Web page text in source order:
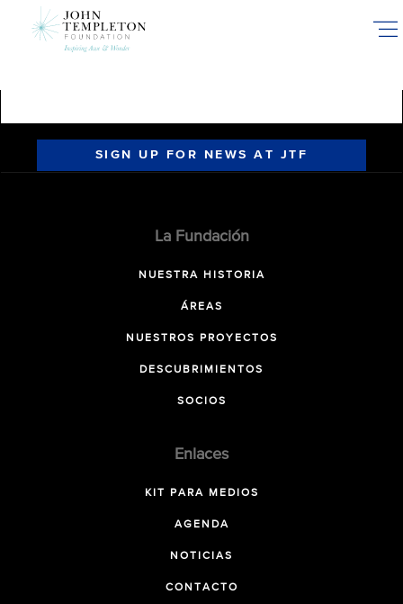
SIGN UP FOR NEWS AT JTF
La Fundación
NUESTRA HISTORIA
ÁREAS
NUESTROS PROYECTOS
DESCUBRIMIENTOS
SOCIOS
Enlaces
KIT PARA MEDIOS
AGENDA
NOTICIAS
CONTACTO